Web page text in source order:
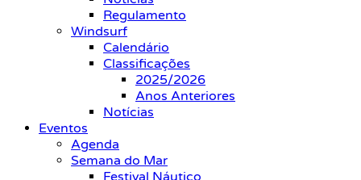
Regulamento
Windsurf
Calendário
Classificações
2025/2026
Anos Anteriores
Notícias
Eventos
Agenda
Semana do Mar
Festival Náutico